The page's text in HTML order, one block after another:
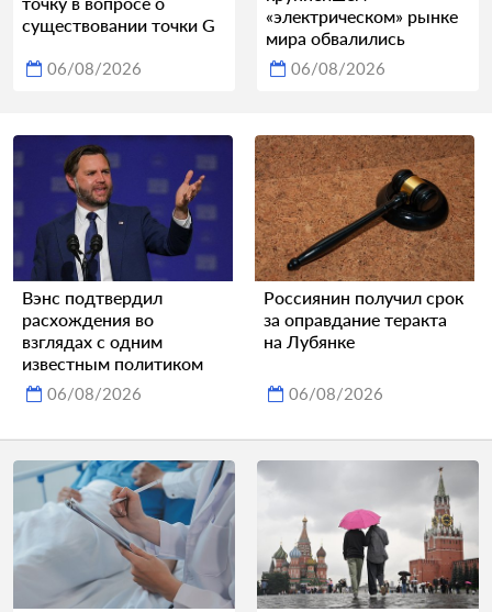
существовании точки G
06/08/2026
«электрическом» рынке
мира обвалились
06/08/2026
Вэнс подтвердил
расхождения во
взглядах с одним
известным политиком
06/08/2026
Россиянин получил срок
за оправдание теракта
на Лубянке
06/08/2026